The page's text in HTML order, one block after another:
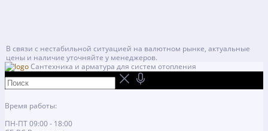
В связи с нестабильной ситуацией на валютном рынке, актуальные
цены и наличие уточняйте у менеджеров.
Сантехника и арматура для систем отопления
Время работы:
ПН-ПТ 09:00 - 18:00